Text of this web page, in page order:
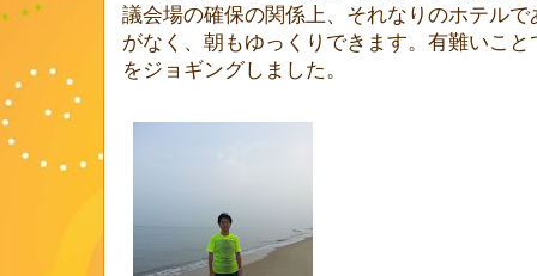
議会場の確保の関係上、それなりのホテル
がなく、朝もゆっくりできます。有難いこ
をジョギングしました。